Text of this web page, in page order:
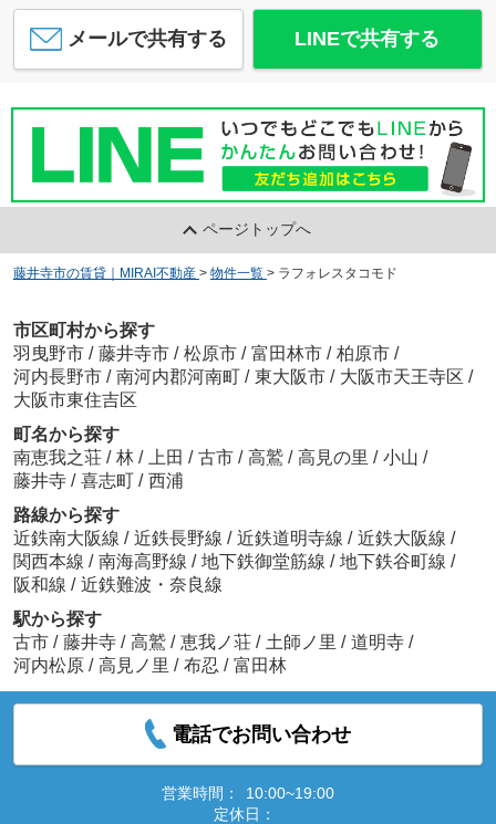
メールで共有する LINEで共有する
ページトップへ
藤井寺市の賃貸｜MIRAI不動産 > 物件一覧 > ラフォレスタコモド
市区町村から探す
羽曳野市 / 藤井寺市 / 松原市 / 富田林市 / 柏原市 /
河内長野市 / 南河内郡河南町 / 東大阪市 / 大阪市天王寺区 /
大阪市東住吉区
町名から探す
南恵我之荘 / 林 / 上田 / 古市 / 高鷲 / 高見の里 / 小山 /
藤井寺 / 喜志町 / 西浦
路線から探す
近鉄南大阪線 / 近鉄長野線 / 近鉄道明寺線 / 近鉄大阪線 /
関西本線 / 南海高野線 / 地下鉄御堂筋線 / 地下鉄谷町線 /
阪和線 / 近鉄難波・奈良線
駅から探す
古市 / 藤井寺 / 高鷲 / 恵我ノ荘 / 土師ノ里 / 道明寺 /
河内松原 / 高見ノ里 / 布忍 / 富田林
電話でお問い合わせ
営業時間：
10:00~19:00
定休日：